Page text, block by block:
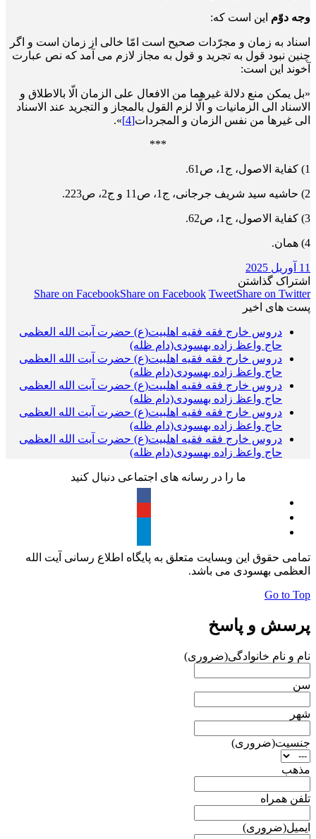
وجه دوّم این است که:
اسناد به زمان و مجرّدات صحیح است امّا خالی از زمان است و اگر
چنین نبود قول به تجرید و قول به مجاز لازم می آمد که نص عبارت
آخوند این است:
«بل یمکن منع دلالة غیرهما من الافعال علی الزمان الّا بالاطلاق و
الاسناد الی الزمانیات و الّا لزم القول بالمجاز و التجرید عند الاسناد
الی غیرها من نفس الزمان و المجردات[4]
».
***
1) کفایة الاصول، ج1، ص61.
2) حاشیه سید شریف جرجانی، ج1، ص11 و ج2، ص223.
3) کفایة الاصول، ج1، ص62.
4) همان.
11 آوریل 2025
اشتراک گذاشتن
Share on FacebookShare on Facebook TweetShare on Twitter
پست های اخیر
دروس خارج فقه فقیه اهلبیت(ع) حضرت آیت الله العظمی
حاج واعظ زاده بهسودی(دام ظله)
دروس خارج فقه فقیه اهلبیت(ع) حضرت آیت الله العظمی
حاج واعظ زاده بهسودی(دام ظله)
دروس خارج فقه فقیه اهلبیت(ع) حضرت آیت الله العظمی
حاج واعظ زاده بهسودی(دام ظله)
دروس خارج فقه فقیه اهلبیت(ع) حضرت آیت الله العظمی
حاج واعظ زاده بهسودی(دام ظله)
دروس خارج فقه فقیه اهلبیت(ع) حضرت آیت الله العظمی
حاج واعظ زاده بهسودی(دام ظله)
ما را در رسانه های اجتماعی دنبال کنید
تمامی حقوق این وبسایت متعلق به پایگاه اطلاع رسانی آیت الله
العظمی بهسودی می باشد.
Go to Top
پرسش و پاسخ
نام و نام خانوادگی(ضروری)
سن
شهر
جنسیت(ضروری)
مذهب
تلفن همراه
ایمیل(ضروری)